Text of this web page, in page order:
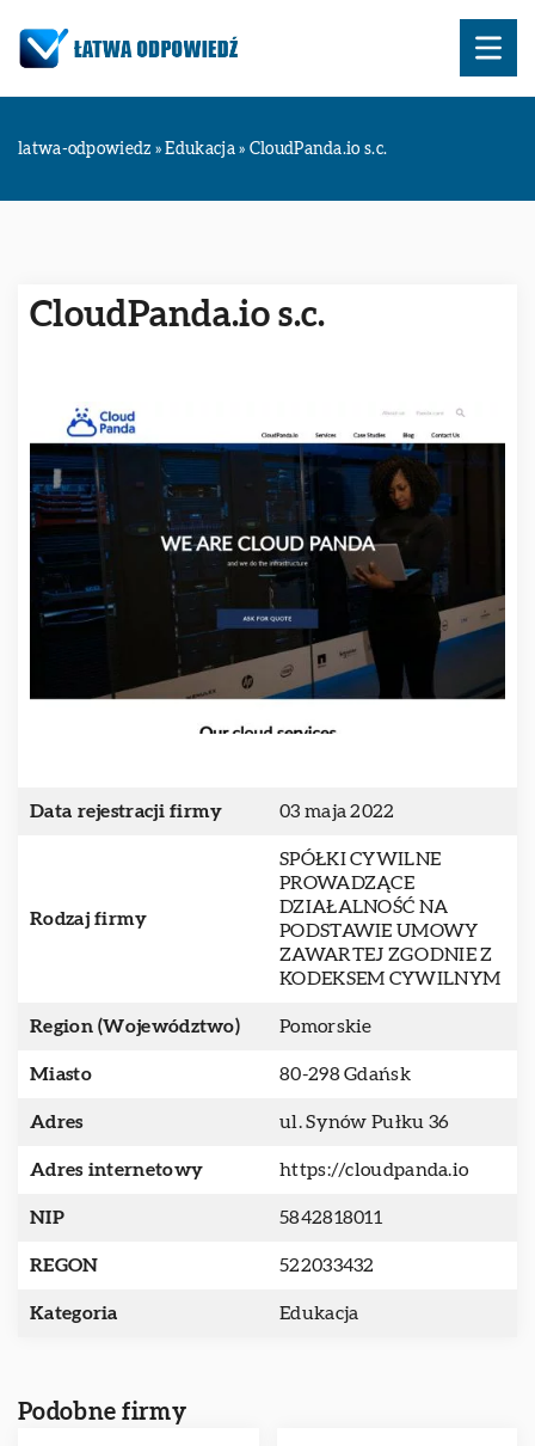
latwa-odpowiedz »Edukacja» CloudPanda.io s.c.
CloudPanda.io s.c.
Data rejestracji firmy 03 maja 2022
Rodzaj firmy
SPÓŁKI CYWILNE
PROWADZĄCE
DZIAŁALNOŚĆ NA
PODSTAWIE UMOWY
ZAWARTEJ ZGODNIE Z
KODEKSEM CYWILNYM
Region (Województwo) Pomorskie
Miasto 80-298 Gdańsk
Adres ul. Synów Pułku 36
Adres internetowy https://cloudpanda.io
NIP 5842818011
REGON 522033432
Kategoria Edukacja
Podobne firmy